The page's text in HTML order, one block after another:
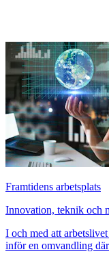
Framtidens arbetsplats
Innovation, teknik och
I och med att
inför en omvandling